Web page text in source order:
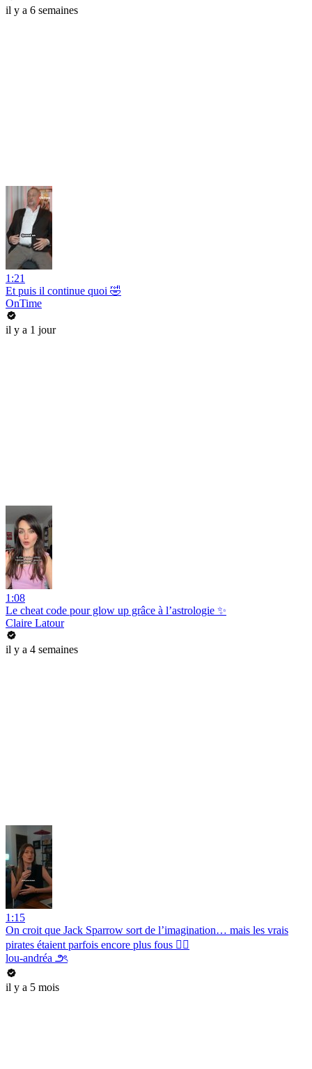
il y a 6 semaines
1:21
Et puis il continue quoi 🤣
OnTime
il y a 1 jour
1:08
Le cheat code pour glow up grâce à l’astrologie ✨
Claire Latour
il y a 4 semaines
1:15
On croit que Jack Sparrow sort de l’imagination… mais les vrais
pirates étaient parfois encore plus fous 🏴‍☠️
lou-andréa ౨ৎ
il y a 5 mois